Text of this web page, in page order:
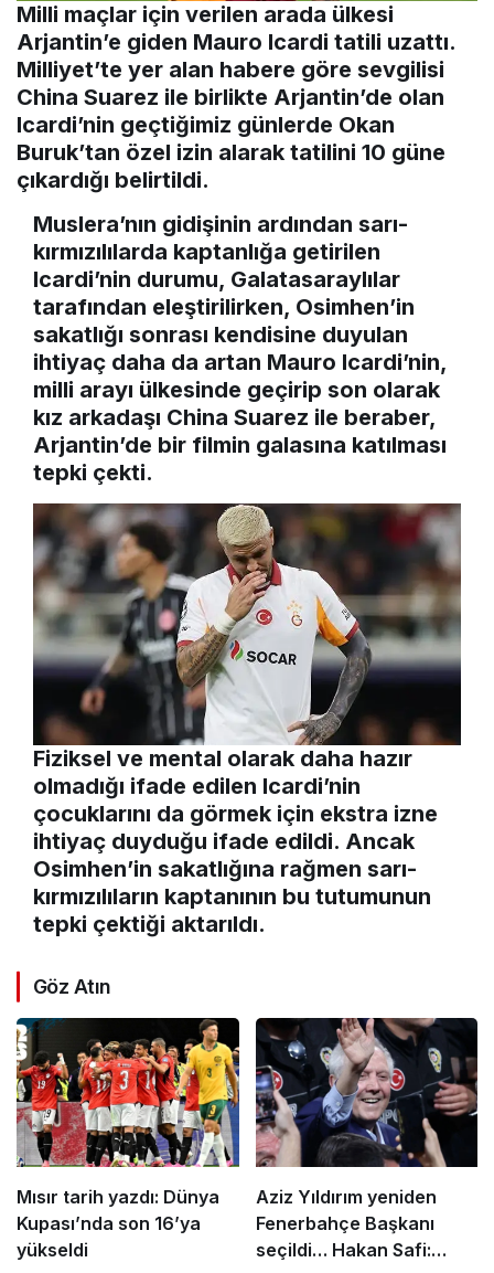
Milli maçlar için verilen arada ülkesi
Arjantin’e giden Mauro Icardi tatili uzattı.
Milliyet’te yer alan habere göre sevgilisi
China Suarez ile birlikte Arjantin’de olan
Icardi’nin geçtiğimiz günlerde Okan
Buruk’tan özel izin alarak tatilini 10 güne
çıkardığı belirtildi.
Muslera’nın gidişinin ardından sarı-
kırmızılılarda kaptanlığa getirilen
Icardi’nin durumu, Galatasaraylılar
tarafından eleştirilirken, Osimhen’in
sakatlığı sonrası kendisine duyulan
ihtiyaç daha da artan Mauro Icardi’nin,
milli arayı ülkesinde geçirip son olarak
kız arkadaşı China Suarez ile beraber,
Arjantin’de bir filmin galasına katılması
tepki çekti.
Fiziksel ve mental olarak daha hazır
olmadığı ifade edilen Icardi’nin
çocuklarını da görmek için ekstra izne
ihtiyaç duyduğu ifade edildi. Ancak
Osimhen’in sakatlığına rağmen sarı-
kırmızılıların kaptanının bu tutumunun
tepki çektiği aktarıldı.
Göz Atın
Mısır tarih yazdı: Dünya
Kupası’nda son 16’ya
yükseldi
Aziz Yıldırım yeniden
Fenerbahçe Başkanı
seçildi… Hakan Safi: